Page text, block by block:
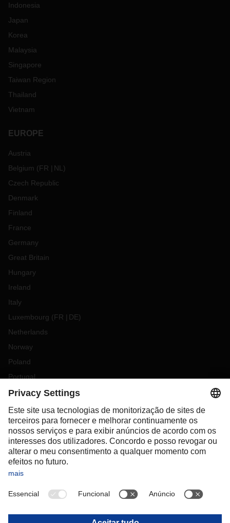
Indonesia
Japan
Korea
Malaysia
Singapore
Taiwan Region
Thailand
Vietnam
EUROPE
Austria
Belgium (FR NL )
Czech Republic
Denmark
Finland
France
Germany
Great Britain
Hungary
Ireland
Italy
Luxembourg (FR DE)
Netherlands
Norway
Poland
Portugal
Romania
Slovakia
Spain
Sweden
Switzerland(DE FR)
Turkey
OCEANIA